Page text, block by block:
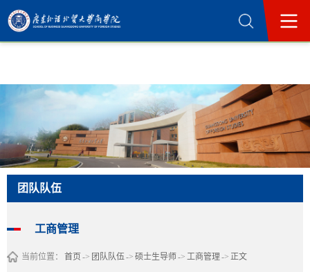
365英国上市公司(集团)官方网站-Official
团队队伍
工商管理
当前位置： 首页 -> 团队队伍-> 硕士生导师 -> 工商管理 -> 正文